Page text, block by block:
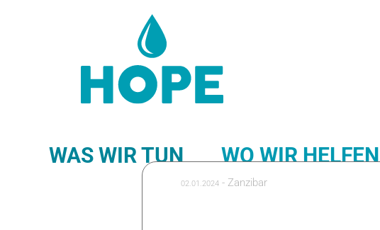
WAS WIR TUN WO WIR HELFEN
02.01.2024- Zanzibar